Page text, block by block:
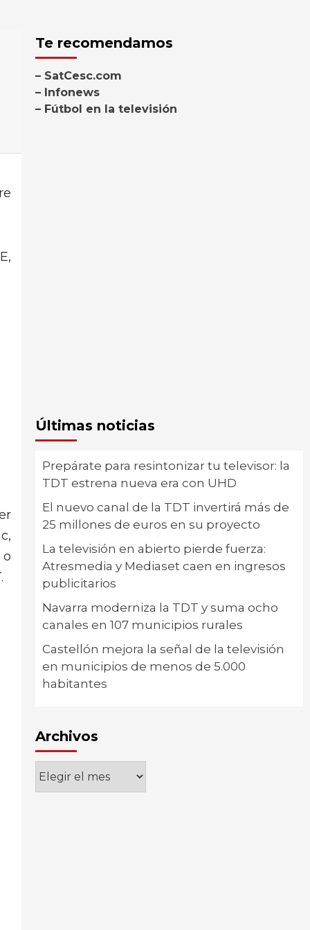
Te recomendamos
– SatCesc.com
– Infonews
– Fútbol en la televisión
Últimas noticias
Prepárate para resintonizar tu televisor: la
TDT estrena nueva era con UHD
El nuevo canal de la TDT invertirá más de
25 millones de euros en su proyecto
La televisión en abierto pierde fuerza:
Atresmedia y Mediaset caen en ingresos
publicitarios
Navarra moderniza la TDT y suma ocho
canales en 107 municipios rurales
Castellón mejora la señal de la televisión
en municipios de menos de 5.000
habitantes
Archivos
Archivos